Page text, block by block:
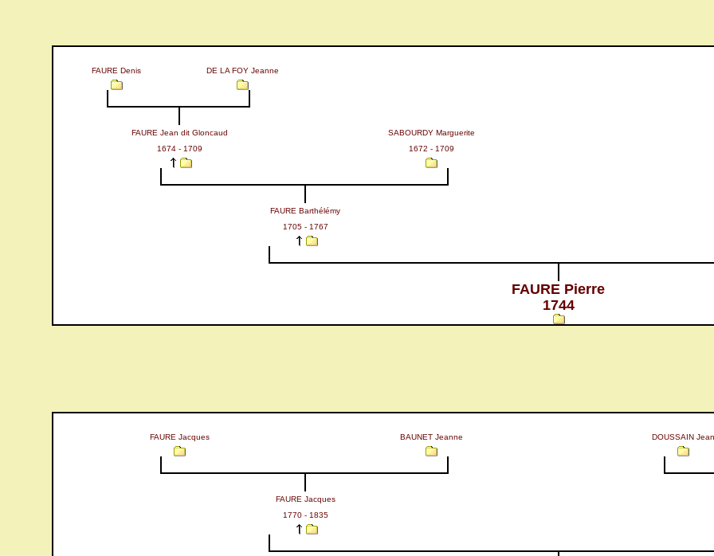
FAURE Denis DE LA FOY Jeanne
FAURE Jean dit Gloncaud
1674 - 1709
SABOURDY Marguerite
1672 - 1709
FAURE Barthélémy
1705 - 1767
FAURE Pierre
1744
FAURE Jacques BAUNET Jeanne DOUSSAIN Jean
FAURE Jacques
1770 - 1835